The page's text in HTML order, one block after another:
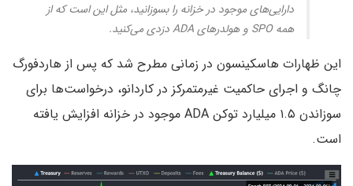
دارایی‌های موجود در خزانه را بسوزانید، مثل این است که از
همه SPO و هولدرهای ADA دزدی می‌کنید.
این ظهارات هاسکینسون در زمانی مطرح شد که پس از هاردفورگ
چانگ و اجرای حاکمیت غیرمتمرکز در کاردانو، درخواست‌ها برای
سوزاندن ۱.۵ میلیارد توکن ADA موجود در خزانه افزایش یافته
است.